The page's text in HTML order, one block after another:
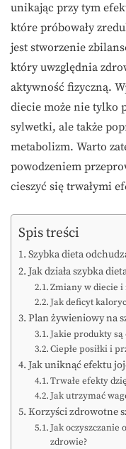
unikając przy tym
które próbowały
jest stworzenie
który uwzględnia
aktywność fizyczną.
diecie może nie tylko
sylwetki, ale także
metabolizm. Warto
powodzeniem
cieszyć się trwałymi
Spis treści
Szybka dieta
Jak działa szybka
Zmiany w diecie i
Jak deficyt
Plan żywieniowy na
Jakie produkty są
Ciepłe posiłki i
Jak uniknąć efektu
Trwałe efekty
Jak utrzymać
Korzyści zdrowotne
Jak oczyszczanie
zdrowie?